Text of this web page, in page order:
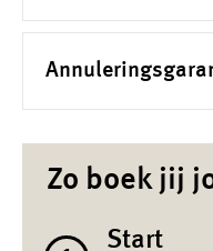
Zo boek jij
Start